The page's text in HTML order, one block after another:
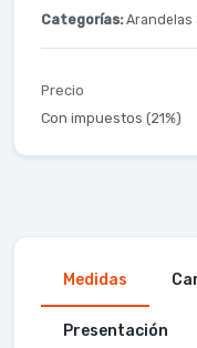
Categorías:Arandelas
Precio
Con impuestos (21%)
Medidas
Presentación